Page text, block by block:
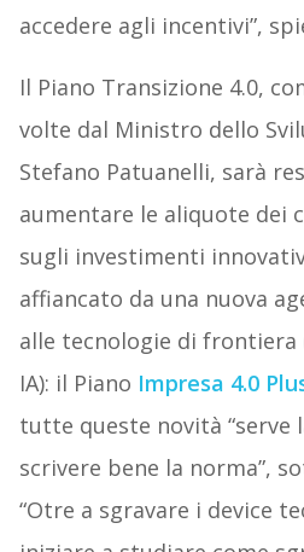
accedere agli incentivi”,
Il Piano Transizione 4.0,
volte dal Ministro dello
Stefano Patuanelli, sarà
aumentare le aliquote dei
sugli investimenti
affiancato da una nuova
alle tecnologie di frontiera
IA): il Piano Impresa 4.0
tutte queste novità “serve
scrivere bene la norma”,
“Otre a sgravare i device